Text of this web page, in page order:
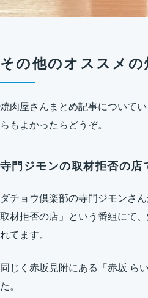
その他のオススメの
焼肉屋さんまとめ記事について
らもよかったらどうぞ。
寺門ジモンの取材拒否の店
ダチョウ倶楽部の寺門ジモンさ
取材拒否の店」という番組にて
れてます。
同じく赤坂見附にある「赤坂 ら
た。